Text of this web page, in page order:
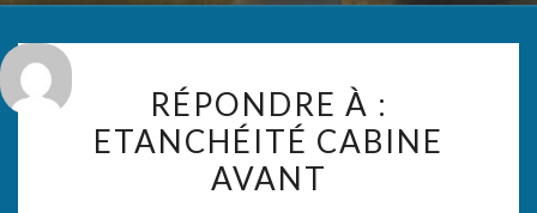
À :
ETANCHÉITÉ
CABINE
RÉPONDRE À :
ETANCHÉITÉ CABINE
AVANT